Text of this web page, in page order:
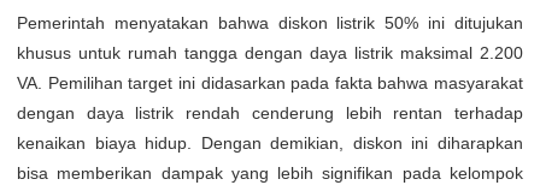
Pemerintah menyatakan bahwa diskon listrik 50% ini ditujukan
khusus untuk rumah tangga dengan daya listrik maksimal 2.200
VA. Pemilihan target ini didasarkan pada fakta bahwa masyarakat
dengan daya listrik rendah cenderung lebih rentan terhadap
kenaikan biaya hidup. Dengan demikian, diskon ini diharapkan
bisa memberikan dampak yang lebih signifikan pada kelompok